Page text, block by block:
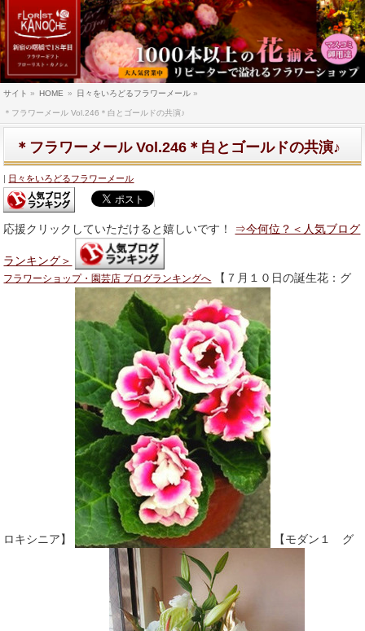
サイト » HOME » 日々をいろどるフラワーメール »
＊フラワーメール Vol.246＊白とゴールドの共演♪
＊フラワーメール Vol.246＊白とゴールドの共演♪
日々をいろどるフラワーメール
応援クリックしていただけると嬉しいです！ ⇒今何位？＜人気ブログ
ランキング＞
フラワーショップ・園芸店 ブログランキングへ 【７月１０日の誕生花：グ
ロキシニア】 【モダン１ グ